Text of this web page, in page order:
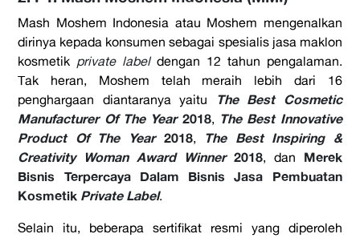
Mash Moshem Indonesia atau Moshem mengenalkan
dirinya kepada konsumen sebagai spesialis jasa maklon
kosmetik private labeldengan 12 tahun pengalaman.
Tak heran, Moshem telah meraih lebih dari 16
penghargaan diantaranya yaitu
The Best Cosmetic
Manufacturer Of The Year 2018, The Best Innovative
Product Of The Year2018,
The Best Inspiring &
Creativity Woman Award Winner2018, dan Merek
Bisnis Terpercaya Dalam Bisnis Jasa Pembuatan
Kosmetik Private Label.
Selain itu, beberapa sertifikat resmi yang diperoleh